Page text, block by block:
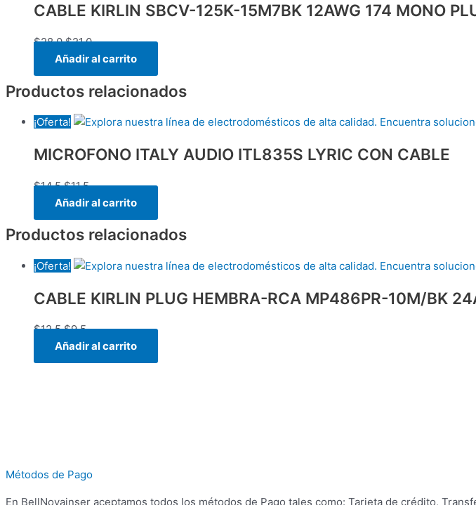
CABLE KIRLIN SBCV-125K-15M7BK 12AWG 174 MONO
$28.0 $21.0
Añadir al carrito
Productos relacionados
¡Oferta!
MICROFONO ITALY AUDIO ITL835S LYRIC CON CABLE
$14.5 $11.5
Añadir al carrito
Productos relacionados
¡Oferta!
CABLE KIRLIN PLUG HEMBRA-RCA MP486PR-10M/BK
$12.5 $9.5
Añadir al carrito
Métodos de Pago
En BellNovainser aceptamos todos los métodos de Pago tales como: Tarjeta de crédito,